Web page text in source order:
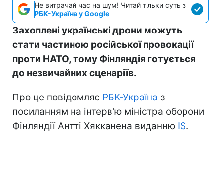
Не витрачай час на шум! Читай тільки суть з
РБК-Україна у Google
Захоплені українські дрони можуть
стати частиною російської провокації
проти НАТО, тому Фінляндія готується
до незвичайних сценаріїв.
Про це повідомляє РБК-Україна з
посиланням на інтерв'ю міністра оборони
Фінляндії Антті Хякканена виданню IS.